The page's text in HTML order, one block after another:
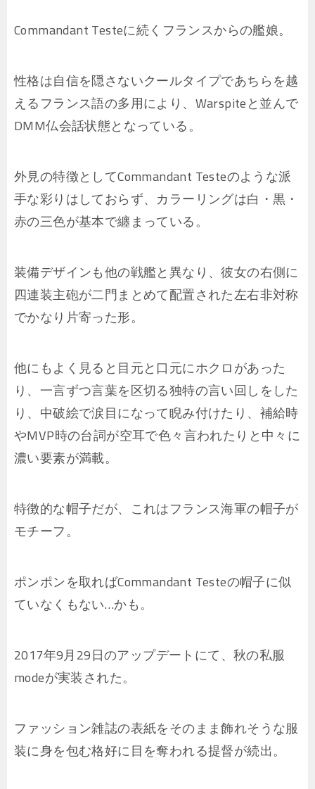
Commandant Testeに続くフランスからの艦娘。
性格は自信を隠さないクールタイプであちらを越
えるフランス語の多用により、Warspiteと並んで
DMM仏会話状態となっている。
外見の特徴としてCommandant Testeのような派
手な彩りはしておらず、カラーリングは白・黒・
赤の三色が基本で纏まっている。
装備デザインも他の戦艦と異なり、彼女の右側に
四連装主砲が二門まとめて配置された左右非対称
でかなり片寄った形。
他にもよく見ると目元と口元にホクロがあった
り、一言ずつ言葉を区切る独特の言い回しをした
り、中破絵で涙目になって睨み付けたり、補給時
やMVP時の台詞が空耳で色々言われたりと中々に
濃い要素が満載。
特徴的な帽子だが、これはフランス海軍の帽子が
モチーフ。
ポンポンを取ればCommandant Testeの帽子に似
ていなくもない…かも。
2017年9月29日のアップデートにて、秋の私服
modeが実装された。
ファッション雑誌の表紙をそのまま飾れそうな服
装に身を包む格好に目を奪われる提督が続出。